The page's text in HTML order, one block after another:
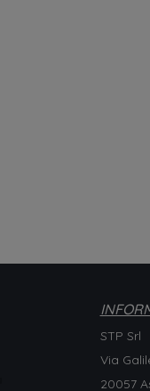
STP Srl
Via
20057